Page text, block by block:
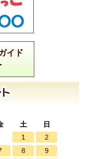
イド
土
日
1
2
8
9